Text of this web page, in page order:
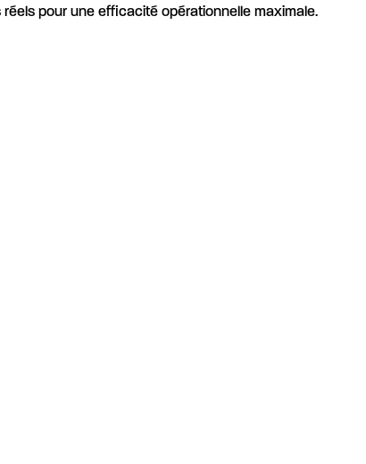
pour une efficacité opérationnelle maximale.